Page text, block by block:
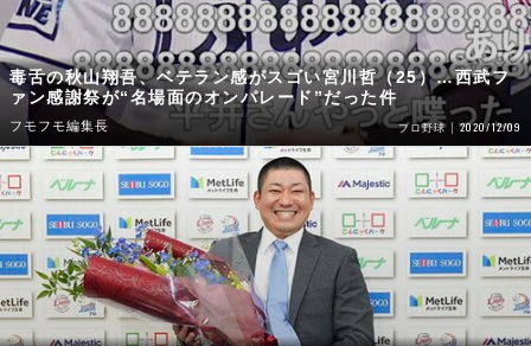
毒舌の秋山翔吾、ベテラン感がスゴい宮川哲（25）…西武フ
ァン感謝祭が“名場面のオンパレード”だった件
フモフモ編集長 プロ野球 2020/12/09